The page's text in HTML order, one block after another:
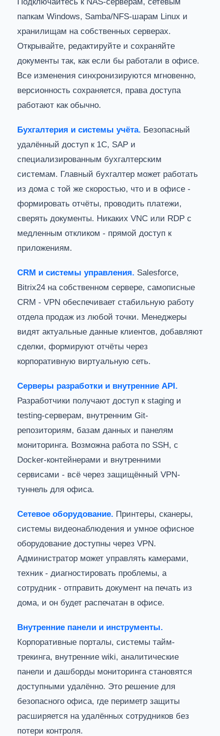
папкам Windows, Samba/NFS-шарам Linux и
хранилищам на собственных серверах.
Открывайте, редактируйте и сохраняйте
документы так, как если бы работали в офисе.
Все изменения синхронизируются мгновенно,
версионность сохраняется, права доступа
работают как обычно.
Бухгалтерия и системы учёта. Безопасный
удалённый доступ к 1С, SAP и
специализированным бухгалтерским
системам. Главный бухгалтер может работать
из дома с той же скоростью, что и в офисе -
формировать отчёты, проводить платежи,
сверять документы. Никаких VNC или RDP с
медленным откликом - прямой доступ к
приложениям.
CRM и системы управления. Salesforce,
Bitrix24 на собственном сервере, самописные
CRM - VPN обеспечивает стабильную работу
отдела продаж из любой точки. Менеджеры
видят актуальные данные клиентов, добавляют
сделки, формируют отчёты через
корпоративную виртуальную сеть.
Серверы разработки и внутренние API.
Разработчики получают доступ к staging и
testing-серверам, внутренним Git-
репозиториям, базам данных и панелям
мониторинга. Возможна работа по SSH, с
Docker-контейнерами и внутренними
сервисами - всё через защищённый VPN-
туннель для офиса.
Сетевое оборудование. Принтеры, сканеры,
системы видеонаблюдения и умное офисное
оборудование доступны через VPN.
Администратор может управлять камерами,
техник - диагностировать проблемы, а
сотрудник - отправить документ на печать из
дома, и он будет распечатан в офисе.
Внутренние панели и инструменты.
Корпоративные порталы, системы тайм-
трекинга, внутренние wiki, аналитические
панели и дашборды мониторинга становятся
доступными удалённо. Это решение для
безопасного офиса, где периметр защиты
расширяется на удалённых сотрудников без
потери контроля.